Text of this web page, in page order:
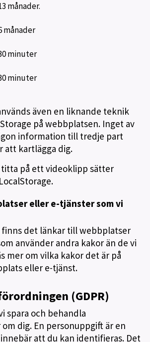
månader.
månader
minuter
minuter
även en liknande teknik
på webbplatsen. Inget av
information till tredje part
att kartlägga dig.
på ett videoklipp sätter
eller e-tjänster som vi
finns det länkar till webbplatser
använder andra kakor än de vi
mer om vilka kakor det är på
eller e-tjänst.
(GDPR)
spara och behandla
dig. En personuppgift är en
att du kan identifieras. Det